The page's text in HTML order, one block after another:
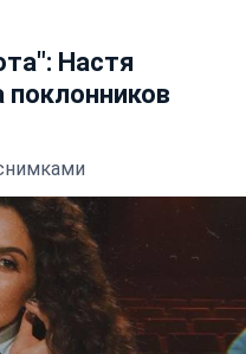
Настя
поклонников